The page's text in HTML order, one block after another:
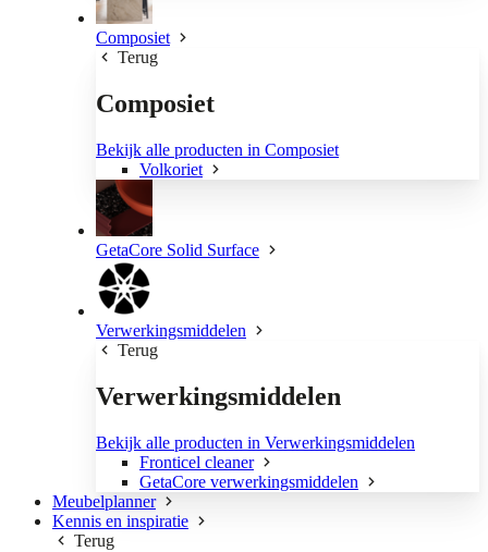
Composiet
Terug
Composiet
Bekijk alle producten in Composiet
Volkoriet
GetaCore Solid Surface
Verwerkingsmiddelen
Terug
Verwerkingsmiddelen
Bekijk alle producten in Verwerkingsmiddelen
Fronticel cleaner
GetaCore verwerkingsmiddelen
Meubelplanner
Kennis en inspiratie
Terug